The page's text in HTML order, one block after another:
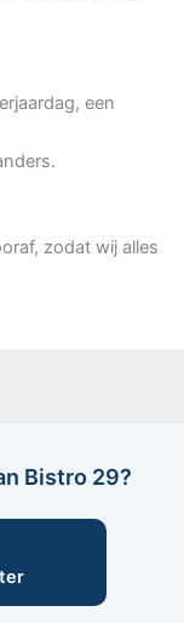
een
zodat wij alles
Bistro 29?